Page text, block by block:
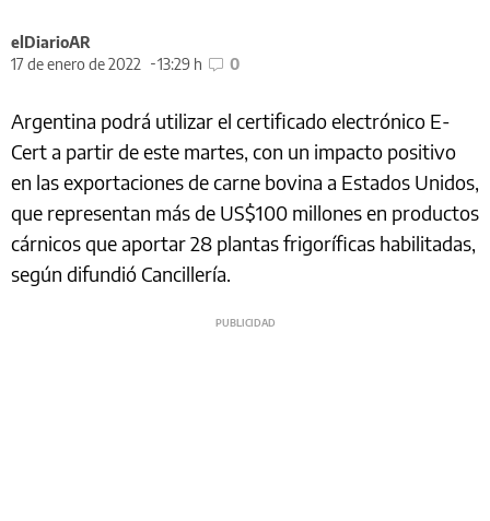
elDiarioAR
17 de enero de 2022
13:29 h 0
Argentina podrá utilizar el certificado electrónico E-
Cert a partir de este martes, con un impacto positivo
en las exportaciones de carne bovina a Estados Unidos,
que representan más de US$100 millones en productos
cárnicos que aportar 28 plantas frigoríficas habilitadas,
según difundió Cancillería.